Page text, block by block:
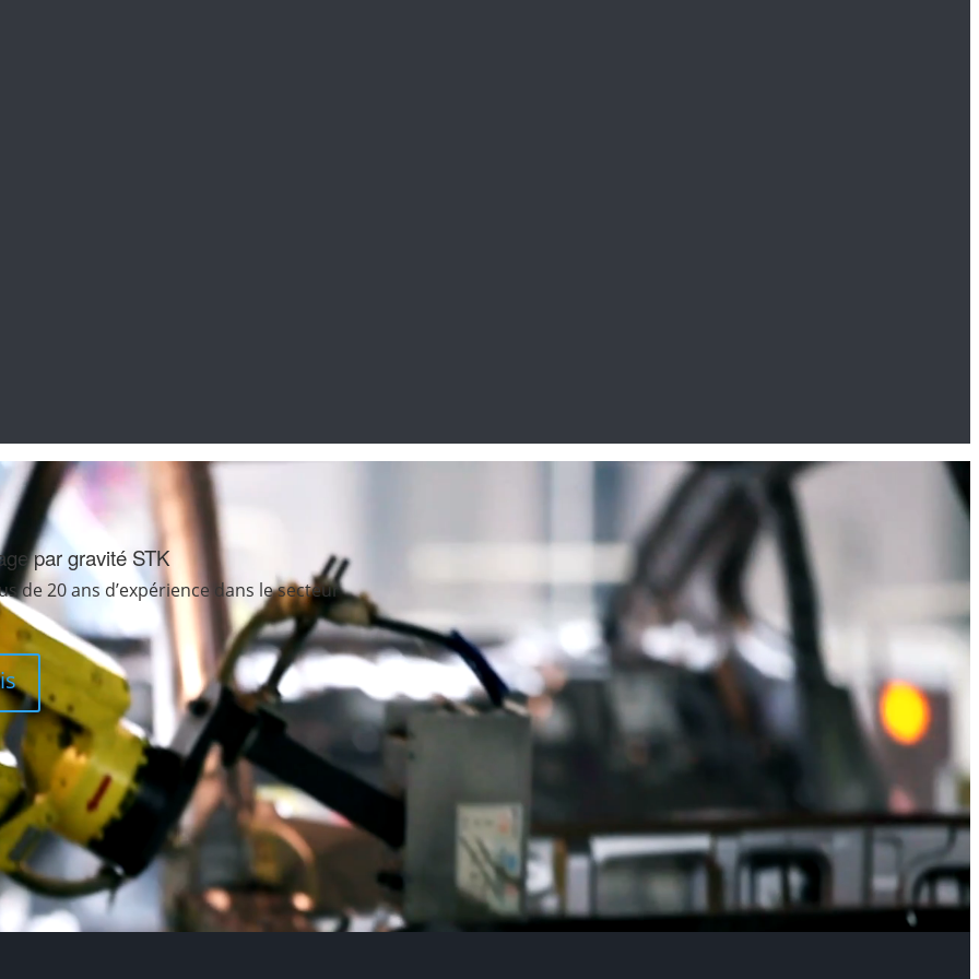
par gravité STK
de 20 ans d’expérience dans le secteur